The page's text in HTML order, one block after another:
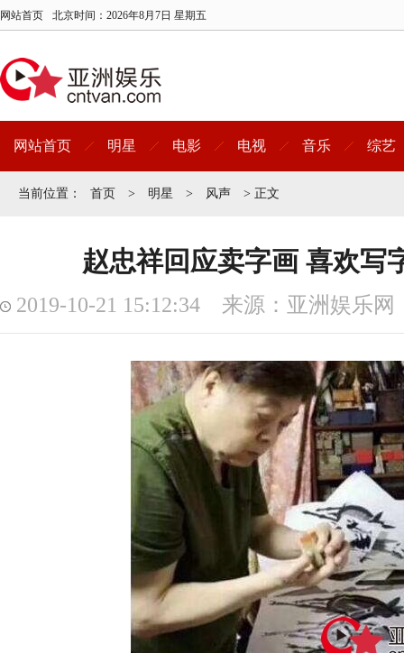
网站首页 北京时间： 2026年8月7日 星期五
网站首页 明星 电影 电视 音乐 综艺
当前位置： 首页 > 明星 > 风声 > 正文
赵忠祥回应卖字画 喜欢写
2019-10-21 15:12:34 来源：亚洲娱乐网